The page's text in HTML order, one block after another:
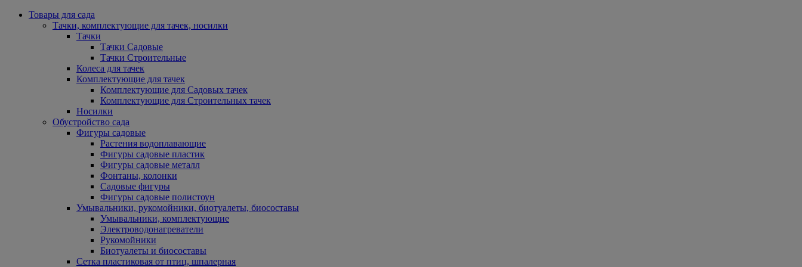
Товары для сада
Тачки, комплектующие для тачек, носилки
Тачки
Тачки Садовые
Тачки Строительные
Колеса для тачек
Комплектующие для тачек
Комплектующие для Садовых тачек
Комплектующие для Строительных тачек
Носилки
Обустройство сада
Фигуры садовые
Растения водоплавающие
Фигуры садовые пластик
Фигуры садовые металл
Фонтаны, колонки
Садовые фигуры
Фигуры садовые полистоун
Умывальники, рукомойники, биотуалеты, биосоставы
Умывальники, комплектующие
Электроводонагреватели
Рукомойники
Биотуалеты и биосоставы
Сетка пластиковая от птиц, шпалерная